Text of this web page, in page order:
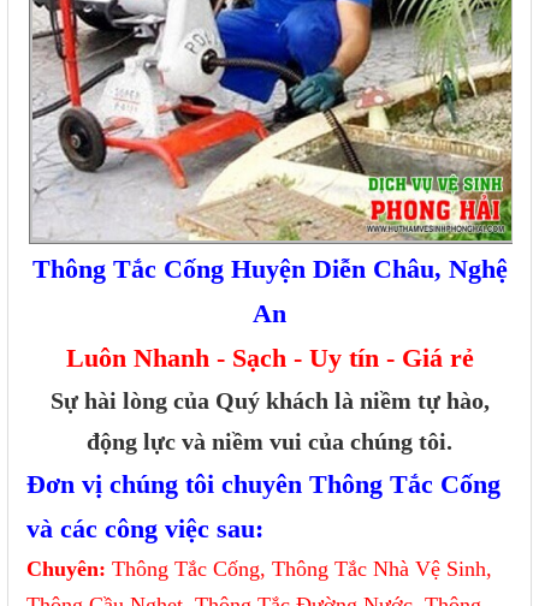
Thông Tắc Cống Huyện Diễn Châu, Nghệ
An
Luôn Nhanh - Sạch - Uy tín - Giá rẻ
Sự hài lòng của Quý khách là niềm tự hào,
động lực và niềm vui của chúng tôi.
Đơn vị chúng tôi chuyên Thông Tắc Cống
và các công việc sau:
Chuyên: Thông Tắc Cống, Thông Tắc Nhà Vệ Sinh,